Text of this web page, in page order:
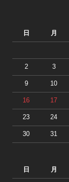
日 月
2 3
9 10
16 17
23 24
30 31
日 月